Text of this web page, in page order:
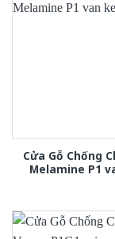
Cửa Gỗ Chống
Melamine P1